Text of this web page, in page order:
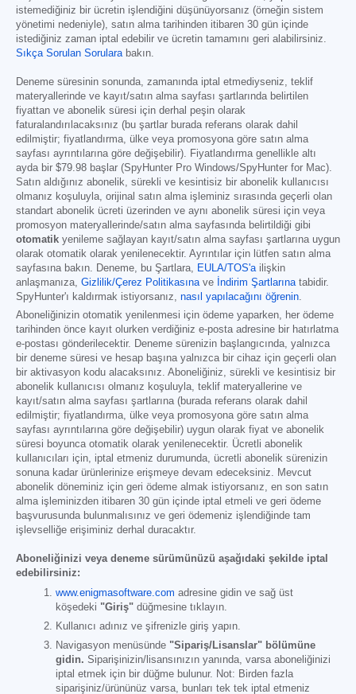
istemediğiniz bir ücretin işlendiğini düşünüyorsanız (örneğin sistem
yönetimi nedeniyle), satın alma tarihinden itibaren 30 gün içinde
istediğiniz zaman iptal edebilir ve ücretin tamamını geri alabilirsiniz.
Sıkça Sorulan Sorularabakın.
Deneme süresinin sonunda, zamanında iptal etmediyseniz, teklif
materyallerinde ve kayıt/satın alma sayfası şartlarında belirtilen
fiyattan ve abonelik süresi için derhal peşin olarak
faturalandırılacaksınız (bu şartlar burada referans olarak dahil
edilmiştir; fiyatlandırma, ülke veya promosyona göre satın alma
sayfası ayrıntılarına göre değişebilir). Fiyatlandırma genellikle altı
ayda bir $79.98 başlar (SpyHunter Pro Windows/SpyHunter for Mac).
Satın aldığınız abonelik, sürekli ve kesintisiz bir abonelik kullanıcısı
olmanız koşuluyla, orijinal satın alma işleminiz sırasında geçerli olan
standart abonelik ücreti üzerinden ve aynı abonelik süresi için veya
promosyon materyallerinde/satın alma sayfasında belirtildiği gibi
otomatik yenileme sağlayan kayıt/satın alma sayfası şartlarına uygun
olarak otomatik olarak yenilenecektir. Ayrıntılar için lütfen satın alma
sayfasına bakın. Deneme, bu Şartlara, EULA/TOS'ailişkin
anlaşmanıza, Gizlilik/Çerez Politikasınave İndirim Şartlarınatabidir.
SpyHunter'ı kaldırmak istiyorsanız, nasıl yapılacağını öğrenin.
Aboneliğinizin otomatik yenilenmesi için ödeme yaparken, her ödeme
tarihinden önce kayıt olurken verdiğiniz e-posta adresine bir hatırlatma
e-postası gönderilecektir. Deneme sürenizin başlangıcında, yalnızca
bir deneme süresi ve hesap başına yalnızca bir cihaz için geçerli olan
bir aktivasyon kodu alacaksınız. Aboneliğiniz, sürekli ve kesintisiz bir
abonelik kullanıcısı olmanız koşuluyla, teklif materyallerine ve
kayıt/satın alma sayfası şartlarına (burada referans olarak dahil
edilmiştir; fiyatlandırma, ülke veya promosyona göre satın alma
sayfası ayrıntılarına göre değişebilir) uygun olarak fiyat ve abonelik
süresi boyunca otomatik olarak yenilenecektir. Ücretli abonelik
kullanıcıları için, iptal etmeniz durumunda, ücretli abonelik sürenizin
sonuna kadar ürünlerinize erişmeye devam edeceksiniz. Mevcut
abonelik döneminiz için geri ödeme almak istiyorsanız, en son satın
alma işleminizden itibaren 30 gün içinde iptal etmeli ve geri ödeme
başvurusunda bulunmalısınız ve geri ödemeniz işlendiğinde tam
işlevselliğe erişiminiz derhal duracaktır.
Aboneliğinizi veya deneme sürümünüzü aşağıdaki şekilde iptal
edebilirsiniz:
www.enigmasoftware.com adresine gidin ve sağ üst
köşedeki "Giriş" düğmesine tıklayın.
Kullanıcı adınız ve şifrenizle giriş yapın.
Navigasyon menüsünde "Sipariş/Lisanslar" bölümüne
gidin. Siparişinizin/lisansınızın yanında, varsa aboneliğinizi
iptal etmek için bir düğme bulunur. Not: Birden fazla
siparişiniz/ürününüz varsa, bunları tek tek iptal etmeniz